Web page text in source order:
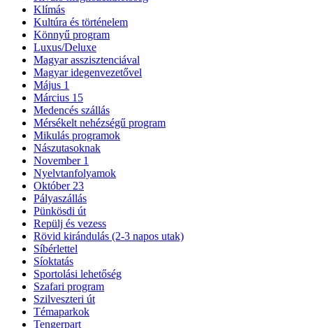
Klímás
Kultúra és történelem
Könnyű program
Luxus/Deluxe
Magyar asszisztenciával
Magyar idegenvezetővel
Május 1
Március 15
Medencés szállás
Mérsékelt nehézségű program
Mikulás programok
Nászutasoknak
November 1
Nyelvtanfolyamok
Október 23
Pályaszállás
Pünkösdi út
Repülj és vezess
Rövid kirándulás (2-3 napos utak)
Síbérlettel
Síoktatás
Sportolási lehetőség
Szafari program
Szilveszteri út
Témaparkok
Tengerpart